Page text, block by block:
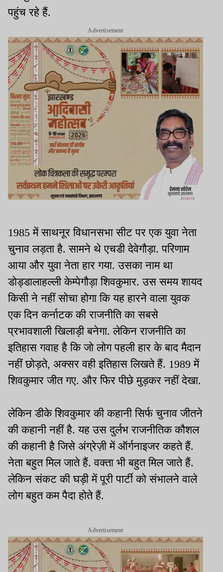
पहुंच रहे हैं.
Advertisement
1985 में साथनूर विधानसभा सीट पर एक युवा नेता
चुनाव लड़ता है. सामने थे एचडी देवेगौड़ा. परिणाम
आया और युवा नेता हार गया. उसका नाम था
डोड्डालाहल्ली केम्पेगौड़ा शिवकुमार. उस समय शायद
किसी ने नहीं सोचा होगा कि यह हारने वाला युवक
एक दिन कर्नाटक की राजनीति का सबसे
प्रभावशाली खिलाड़ी बनेगा. लेकिन राजनीति का
इतिहास गवाह है कि जो लोग पहली हार के बाद मैदान
नहीं छोड़ते, अक्सर वही इतिहास लिखते हैं. 1989 में
शिवकुमार जीत गए. और फिर पीछे मुड़कर नहीं देखा.
लेकिन डीके शिवकुमार की कहानी सिर्फ चुनाव जीतने
की कहानी नहीं है. यह उस दुर्लभ राजनीतिक कौशल
की कहानी है जिसे अंग्रेज़ी में ऑर्गनाइजर कहते हैं.
नेता बहुत मिल जाते हैं. वक्ता भी बहुत मिल जाते हैं.
लेकिन संकट की घड़ी में पूरी पार्टी को संभालने वाले
लोग बहुत कम पैदा होते हैं.
Advertisement